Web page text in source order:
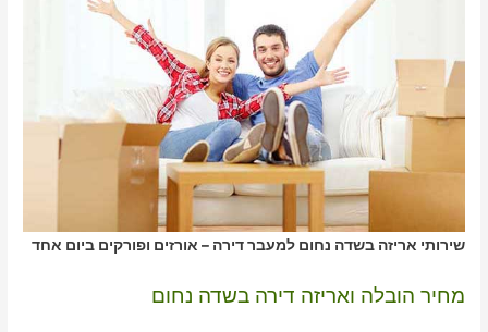
שירותי אריזה בשדה נחום למעבר דירה – אורזים ופורקים ביום אחד
מחיר הובלה ואריזה דירה בשדה נחום